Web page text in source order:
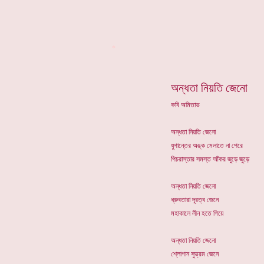
অন্ধতা নিয়তি জেনো
কবি অমিতাভ
অন্ধতা নিয়তি জেনো
যুগান্তের অঙ্ক মেলাতে না পেরে
পিচরাস্তার সমস্ত আঁকর জুড়ে জুড়ে
অন্ধতা নিয়তি জেনো
ধ্রুবতারা দূরত্ব জেনে
মহাকালে লীন হতে গিয়ে
অন্ধতা নিয়তি জেনো
শ্লোগান সুভ্রম জেনে